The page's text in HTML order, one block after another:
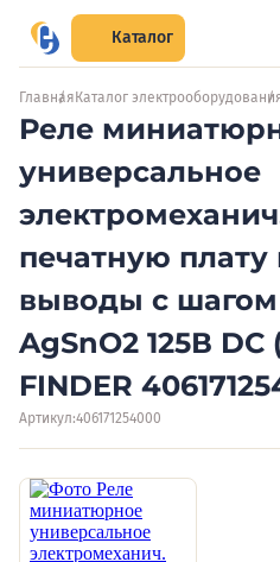
Каталог
Главная Каталог
Реле
универсальное
печатную плату
выводы с шагом
AgSnO2 125В DC
FINDER
Артикул:406171254000